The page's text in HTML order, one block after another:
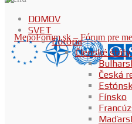
DOMOV
SVET
Európa
Členské štáty
Česká
Fínsko